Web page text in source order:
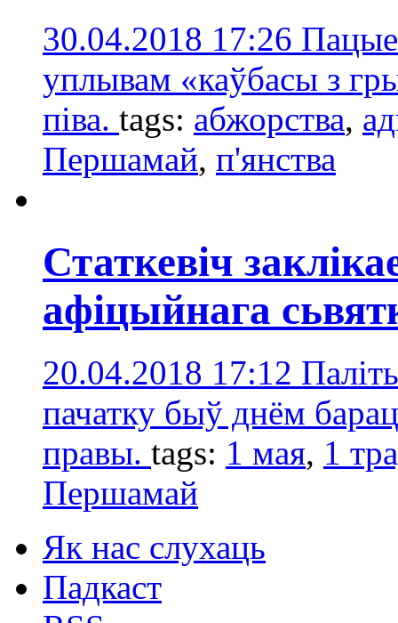
30.04.2018 17:26
уплывам «каўбасы з
піва. tags: абжорства,
Першамай, п'янства
Статкевіч
афіцыйнага
20.04.2018 17:12
пачатку быў днём
правы. tags: 1 мая, 1
Першамай
Як нас слухаць
Падкаст